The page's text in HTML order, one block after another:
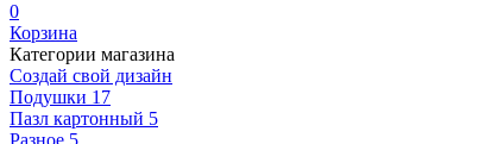
0
Корзина
Категории магазина
Создай свой дизайн
Подушки 17
Пазл картонный 5
Разное 5